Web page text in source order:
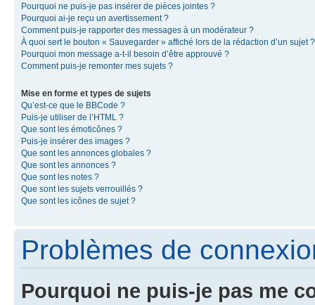
Pourquoi ne puis-je pas insérer de pièces jointes ?
Pourquoi ai-je reçu un avertissement ?
Comment puis-je rapporter des messages à un modérateur ?
À quoi sert le bouton « Sauvegarder » affiché lors de la rédaction d’un sujet ?
Pourquoi mon message a-t-il besoin d’être approuvé ?
Comment puis-je remonter mes sujets ?
Mise en forme et types de sujets
Qu’est-ce que le BBCode ?
Puis-je utiliser de l’HTML ?
Que sont les émoticônes ?
Puis-je insérer des images ?
Que sont les annonces globales ?
Que sont les annonces ?
Que sont les notes ?
Que sont les sujets verrouillés ?
Que sont les icônes de sujet ?
Problèmes de
Pourquoi ne puis-je pas me